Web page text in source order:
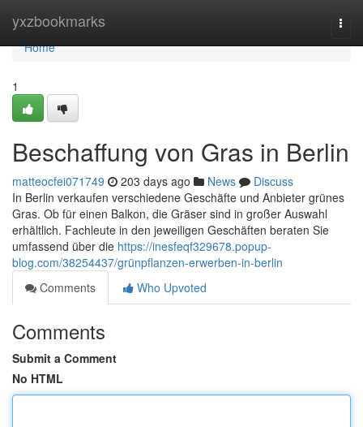
yxzbookmarks
Home
Home
1
Beschaffung von Gras in Berlin
matteocfei071749 203 days ago News
Discuss
In Berlin verkaufen verschiedene Geschäfte und Anbieter grünes
Gras. Ob für einen Balkon, die Gräser sind in großer Auswahl
erhältlich. Fachleute in den jeweiligen Geschäften beraten Sie
umfassend über die https://inesfeqf329678.popup-
blog.com/38254437/grünpflanzen-erwerben-in-berlin
Comments
Who Upvoted
Comments
Submit a Comment
No HTML